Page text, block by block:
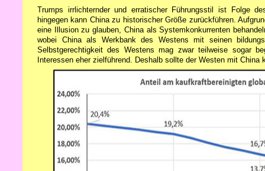
Trumps irrlichternder und erratischer Führungsstil ist Folge
hingegen kann China zu historischer Größe zurückführen.
eine Illusion zu glauben, China als Systemkonkurrenten
wobei China als Werkbank des Westens mit seinen
Selbstgerechtigkeit des Westens mag zwar teilweise sogar
Interessen eher zielführend. Deshalb sollte der Westen mit